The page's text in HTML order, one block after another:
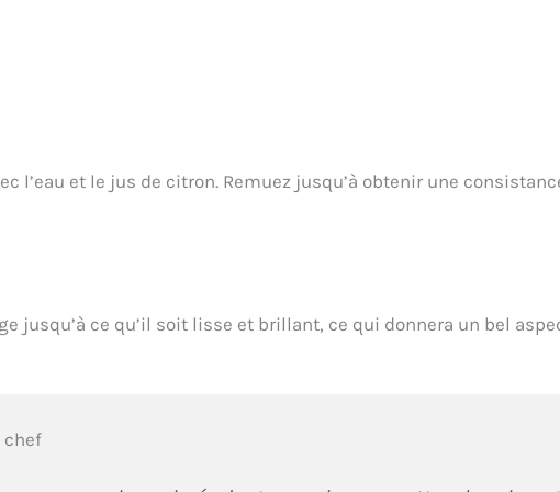
l’eau et le jus de citron. Remuez jusqu’à obtenir une
jusqu’à ce qu’il soit lisse et brillant, ce qui donnera un bel
chef